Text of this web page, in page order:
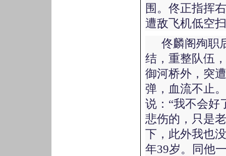
围。佟正指挥
遭敌飞机低空
佟麟阁殉职
结，重整队伍
御河桥外，突
弹，血流不止
说：“我不会好
悲伤的，只是
下，此外我也
年39岁。同他